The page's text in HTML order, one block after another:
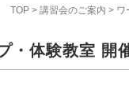
TOP> 講習会のご案内 > ワ
・体験教室 開